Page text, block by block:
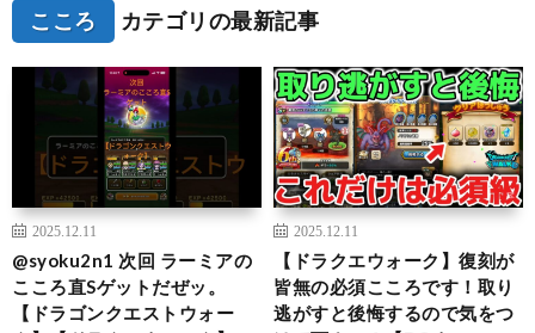
こころ カテゴリの最新記事
2025.12.11
@syoku2n1 次回 ラーミアの
こころ直Sゲットだぜッ。
【ドラゴンクエストウォー
2025.12.11
【ドラクエウォーク】復刻が
皆無の必須こころです！取り
逃がすと後悔するので気をつ